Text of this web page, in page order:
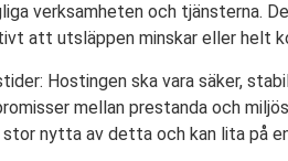
verksamheten och tjänsterna.
att utsläppen minskar eller helt
Hostingen ska vara säker,
mellan prestanda och
nytta av detta och kan lita på